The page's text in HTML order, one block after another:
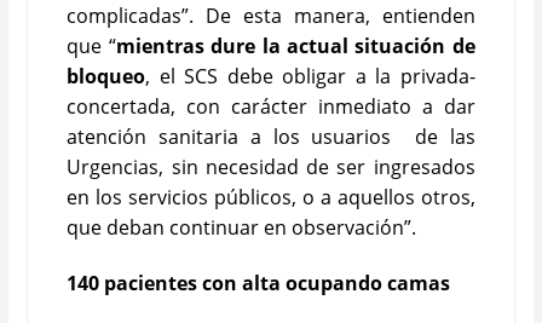
complicadas”. De esta manera, entienden
que “mientras dure la actual situación de
bloqueo, el SCS debe obligar a la privada-
concertada, con carácter inmediato a dar
atención sanitaria a los usuarios de las
Urgencias, sin necesidad de ser ingresados
en los servicios públicos, o a aquellos otros,
que deban continuar en observación”.
140 pacientes con alta ocupando camas